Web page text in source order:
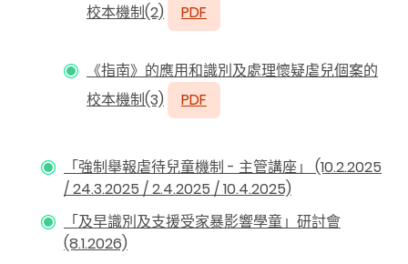
校本機制(2)
PDF
《指南》的應用和識別及處理懷疑虐兒個案的
校本機制(3)
PDF
「強制舉報虐待兒童機制 - 主管講座」 (10.2.2025
/ 24.3.2025 / 2.4.2025 / 10.4.2025)
「及早識別及支援受家暴影響學童」研討會
(8.1.2026)